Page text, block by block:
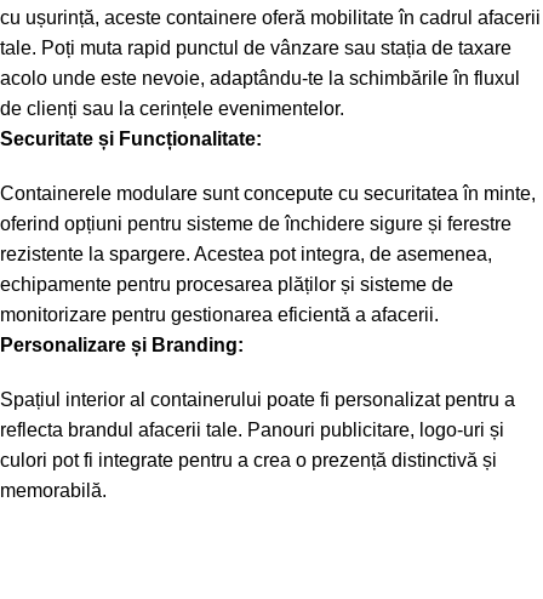
cu ușurință, aceste containere oferă mobilitate în cadrul afacerii
tale. Poți muta rapid punctul de vânzare sau stația de taxare
acolo unde este nevoie, adaptându-te la schimbările în fluxul
de clienți sau la cerințele evenimentelor.
Securitate și Funcționalitate:
Containerele modulare sunt concepute cu securitatea în minte,
oferind opțiuni pentru sisteme de închidere sigure și ferestre
rezistente la spargere. Acestea pot integra, de asemenea,
echipamente pentru procesarea plăților și sisteme de
monitorizare pentru gestionarea eficientă a afacerii.
Personalizare și Branding:
Spațiul interior al containerului poate fi personalizat pentru a
reflecta brandul afacerii tale. Panouri publicitare, logo-uri și
culori pot fi integrate pentru a crea o prezență distinctivă și
memorabilă.